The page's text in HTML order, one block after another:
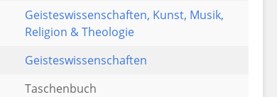
Geisteswissenschaften, Kunst, Musik,
Religion & Theologie
Geisteswissenschaften
Taschenbuch